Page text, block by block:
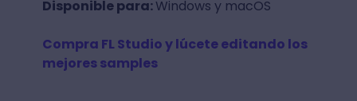
Disponible para:Windows y macOS
Compra FL Studio y lúcete editando los
mejores samples